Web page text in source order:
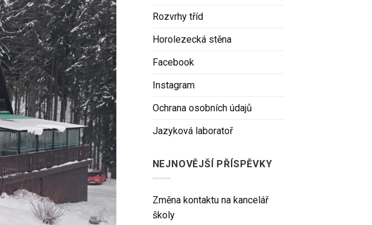
Rozvrhy tříd
Horolezecká stěna
Facebook
Instagram
Ochrana osobních údajů
Jazyková laboratoř
NEJNOVĚJŠÍ PŘÍSPĚVKY
Změna kontaktu na kancelář
školy